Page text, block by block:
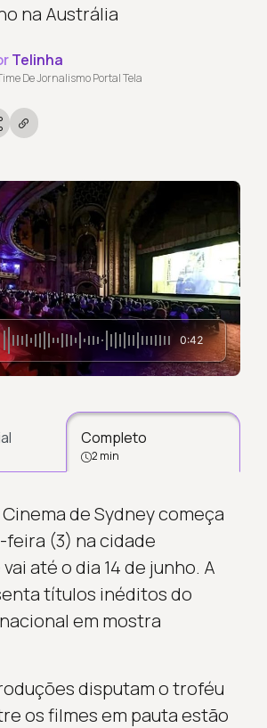
na Austrália
Telinha
De Jornalismo Portal Tela
0:42
Completo
2 min
de Sydney começa
(3) na cidade
até o dia 14 de junho. A
títulos inéditos do
em mostra
disputam o troféu
os filmes em pauta estão